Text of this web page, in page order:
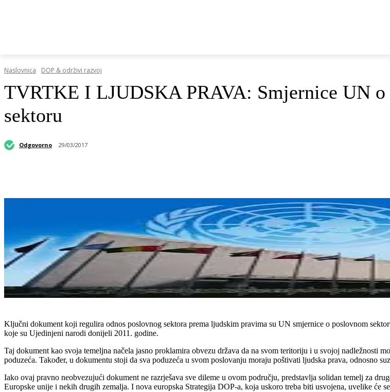
Naslovnica DOP & održivi razvoj
TVRTKE I LJUDSKA PRAVA: Smjernice UN
sektoru
Odgovorno 29/03/2017
Ključni dokument koji regulira odnos poslovnog sektora prema ljudskim pravima su UN smjernice o poslovnom
koje su Ujedinjeni narodi donijeli 2011. godine.
Taj dokument kao svoja temeljna načela jasno proklamira obvezu država da na svom teritoriju i u svojoj nadležnosti
poduzeća. Također, u dokumentu stoji da sva poduzeća u svom poslovanju moraju poštivati ljudska prava, odnosno
Iako ovaj pravno neobvezujući dokument ne razrješava sve dileme u ovom području, predstavlja solidan temelj za
Europske unije i nekih drugih zemalja. I nova europska Strategija DOP-a, koja uskoro treba biti usvojena, uvelike će